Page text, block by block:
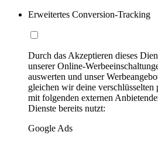
Erweitertes Conversion-Tracking
Durch das Akzeptieren dieses
unserer Online-
auswerten und unser
gleichen wir deine verschlüsselten
mit folgenden externen
Dienste bereits nutzt:
Google Ads